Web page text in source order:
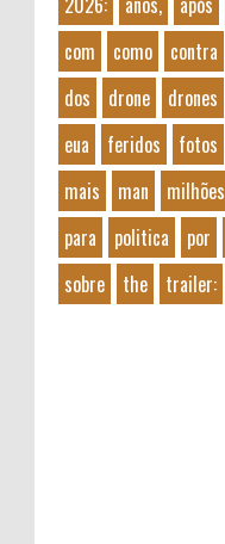
com
como contra
dos
drone drones
eua
feridos fotos
mais
man milhões
para
politica por
sobre
the trailer: